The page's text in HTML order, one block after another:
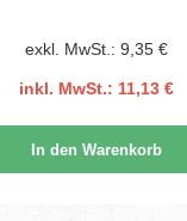
exkl. MwSt.: 9,35 €
inkl. MwSt.: 11,13 €
In den Warenkorb